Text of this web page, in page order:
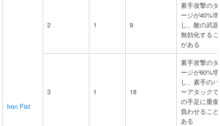
Iron Fist
2 1 9
素手攻撃の
ージが40%
し、敵の武
無効化する
がある
3 1 18
素手攻撃の
ージが60%
し、素手の
ーアタック
の手足に重
負わせるこ
ある